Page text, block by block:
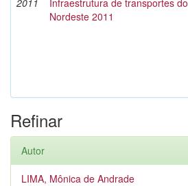
2011
Infraestrutura de transportes do
Nordeste 2011
Refinar
Autor
LIMA, Mônica de Andrade